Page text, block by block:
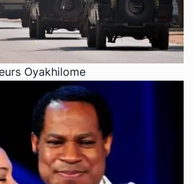
Oyakhilome